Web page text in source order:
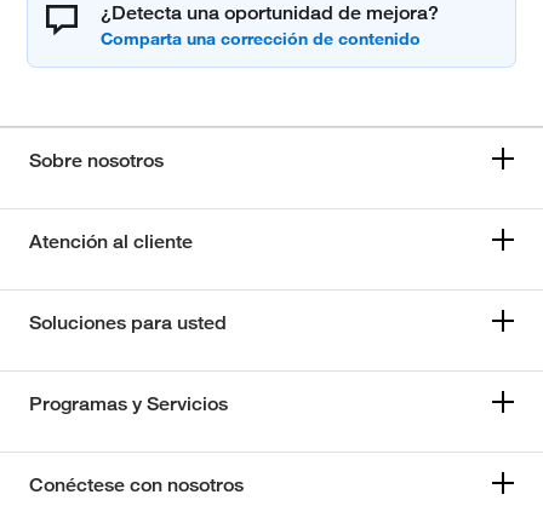
¿Detecta una oportunidad de mejora?
Sobre nosotros
Atención al cliente
Soluciones para usted
Programas y Servicios
Conéctese con nosotros